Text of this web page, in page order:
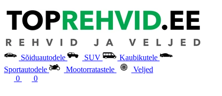
Sõiduautodele SUV
Kaubikutele
Sportautodele
Mootorratastele
Veljed
0
0